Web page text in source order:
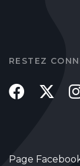
RESTEZ
Page